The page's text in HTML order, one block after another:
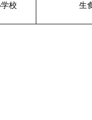
校
生